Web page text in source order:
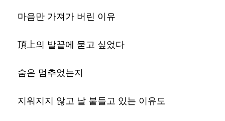
마음만 가져가 버린 이유
頂上의 발끝에 묻고 싶었다
숨은 멈추었는지
지워지지 않고 날 붙들고 있는 이유도